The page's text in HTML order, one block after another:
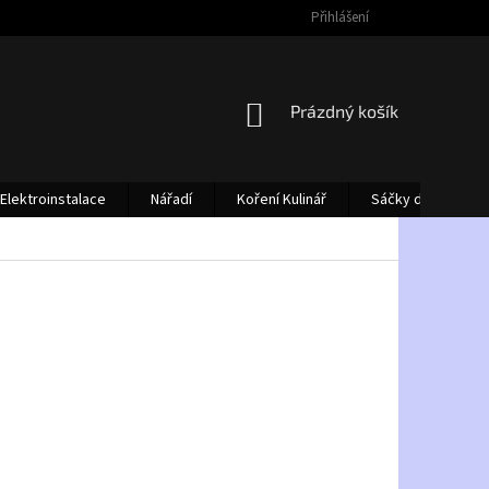
Přihlášení
NÁKUPNÍ
Prázdný košík
Elektroinstalace Nářadí Koření Kulinář
Sáčky do